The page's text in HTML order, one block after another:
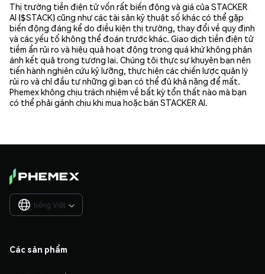
Thị trường tiền điện tử vốn rất biến động và giá của STACKER
AI ($STACK) cũng như các tài sản kỹ thuật số khác có thể gặp
biến động đáng kể do điều kiện thị trường, thay đổi về quy định
và các yếu tố không thể đoán trước khác. Giao dịch tiền điện tử
tiềm ẩn rủi ro và hiệu quả hoạt động trong quá khứ không phản
ánh kết quả trong tương lai. Chúng tôi thực sự khuyên bạn nên
tiến hành nghiên cứu kỹ lưỡng, thực hiện các chiến lược quản lý
rủi ro và chỉ đầu tư những gì bạn có thể đủ khả năng để mất.
Phemex không chịu trách nhiệm về bất kỳ tổn thất nào mà bạn
có thể phải gánh chịu khi mua hoặc bán STACKER AI.
tiếng Việt 
Các sản phẩm